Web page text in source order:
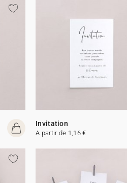
Invitation
A partir de 1,16 €